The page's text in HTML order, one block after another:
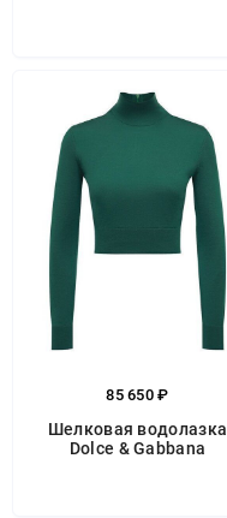
85 650 ₽
Шелковая водолазка
Dolce & Gabbana